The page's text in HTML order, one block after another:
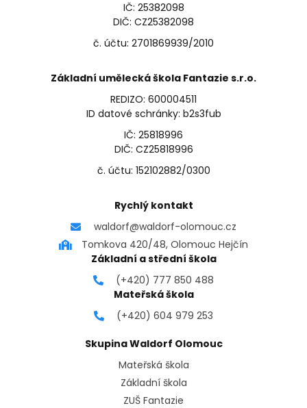
IČ: 25382098
DIČ: CZ25382098
č. účtu: 2701869939/2010
Základní umělecká škola Fantazie s.r.o.
REDIZO: 600004511
ID datové schránky: b2s3fub
IČ: 25818996
DIČ: CZ25818996
č. účtu: 152102882/0300
Rychlý kontakt
waldorf@waldorf-olomouc.cz
Tomkova 420/48, Olomouc Hejčín
Základní a střední škola
(+420) 777 850 488
Mateřská škola
(+420) 604 979 253
Skupina Waldorf Olomouc
Mateřská škola
Základní škola
ZUŠ Fantazie